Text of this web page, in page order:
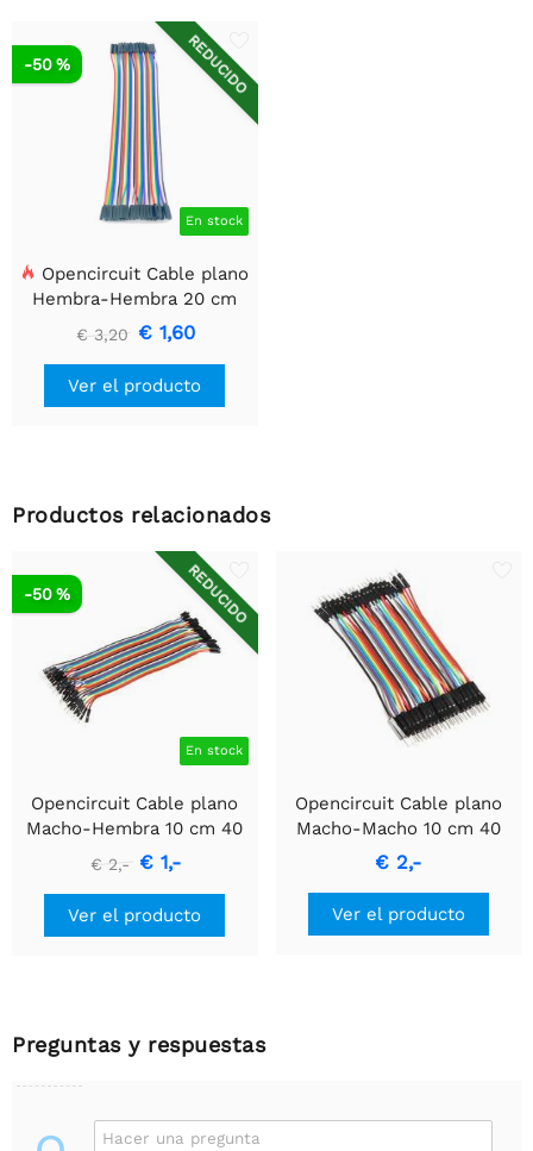
REDUCIDO
En stock
-50 %
Opencircuit Cable plano
Hembra-Hembra 20 cm
40 piezas
€ 3,20 € 1,60
Ver el producto
Productos relacionados
REDUCIDO
En stock
-50 %
Opencircuit Cable plano
Macho-Hembra 10 cm 40
piezas
€ 2,- € 1,-
Ver el producto
Opencircuit Cable plano
Macho-Macho 10 cm 40
piezas
€ 2,-
Ver el producto
Preguntas y respuestas
Hacer una pregunta